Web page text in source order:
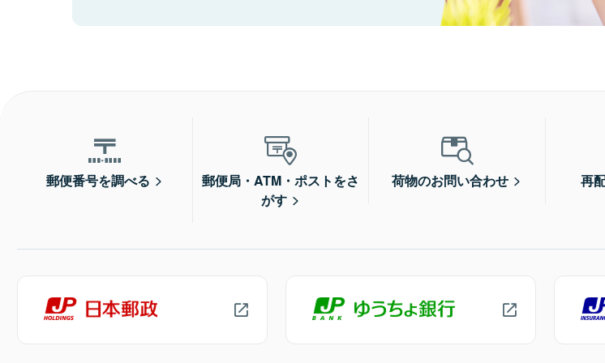
郵便番号を調べる
郵便局・ATM・ポストをさ
がす
荷物のお問い合わせ 再